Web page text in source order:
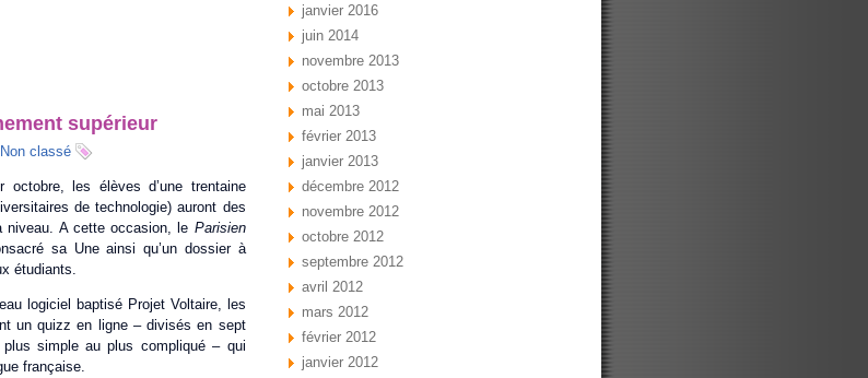
supérieur
Non classé
octobre, les élèves d’une trentaine
de technologie) auront des
niveau. A cette occasion, le Parisien
sa Une ainsi qu’un dossier à
étudiants.
logiciel baptisé Projet Voltaire, les
un quizz en ligne – divisés en sept
simple au plus compliqué – qui
française.
janvier 2016
juin 2014
novembre 2013
octobre 2013
mai 2013
février 2013
janvier 2013
décembre 2012
novembre 2012
octobre 2012
septembre 2012
avril 2012
mars 2012
février 2012
janvier 2012